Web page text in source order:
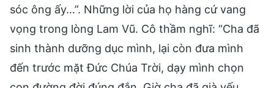
sóc ông ấy…”. Những lời của họ hàng cứ vang
vọng trong lòng Lam Vũ. Cô thầm nghĩ: “Cha đã
sinh thành dưỡng dục mình, lại còn đưa mình
đến trước mặt Đức Chúa Trời, dạy mình chọn